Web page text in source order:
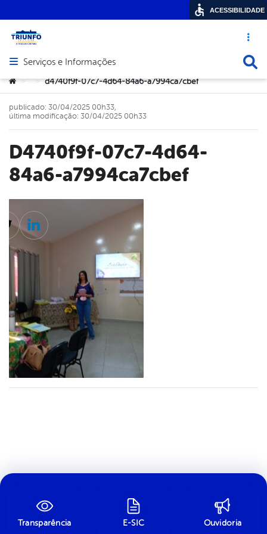
Acesso
Abrir menu principal de navegação
Serviços e Informações
Você está aqui:
> > d4740f9f-07c7-4d64-84a6-a7994ca7cbef
d4740f9f-07c7-4d64-
84a6-a7994ca7cbef
publicado: 30/04/2025 00h33,
última modificação: 30/04/2025 00h33
TwitterLinkedin
Transparência E-SIC Ouvidoria
ACESSIBILIDADE